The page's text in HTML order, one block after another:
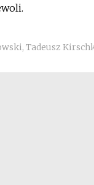
, Tadeusz